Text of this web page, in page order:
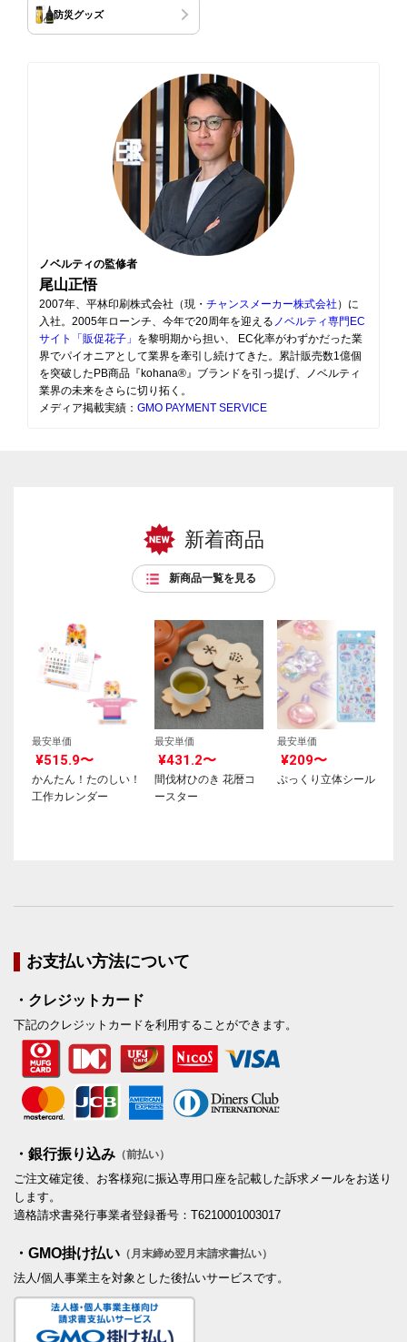
防災グッズ
ノベルティの監修者
尾山正悟
2007年、平林印刷株式会社（現・ チャンスメーカー株式会社 ）に
入社。2005年ローンチ、今年で20周年を迎える ノベルティ専門EC
サイト「販促花子」 を黎明期から担い、 EC化率がわずかだった業
界でパイオニアとして業界を牽引し続けてきた。累計販売数1億個
を突破したPB商品『kohana®』ブランドを引っ提げ、ノベルティ
業界の未来をさらに切り拓く。
メディア掲載実績： GMO PAYMENT SERVICE
新着商品
新商品一覧を見る
最安単価
¥515.9〜
かんたん！たのしい！
工作カレンダー
最安単価
¥431.2〜
間伐材ひのき 花暦コ
ースター
最安単価
¥209〜
ぷっくり立体シール
お支払い方法について
・クレジットカード
下記のクレジットカードを利用することができます。
・銀行振り込み （前払い）
ご注文確定後、お客様宛に振込専用口座を記載した訴求メールをお送り
します。
適格請求書発行事業者登録番号：T6210001003017
・GMO掛け払い （月末締め翌月末請求書払い）
法人/個人事業主を対象とした後払いサービスです。